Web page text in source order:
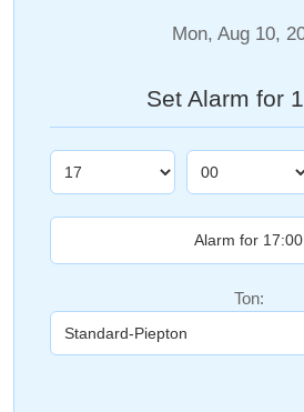
Mon, Aug 10,
Set Alarm for
Ton: